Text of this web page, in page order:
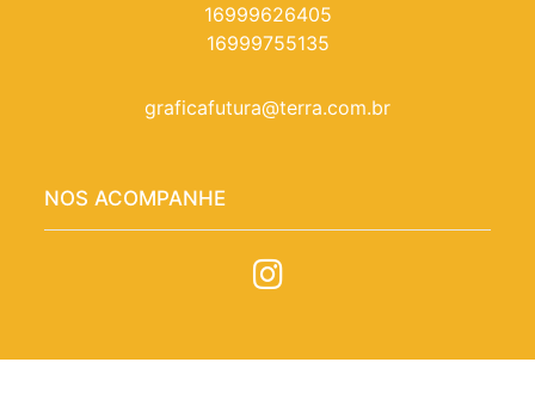
16999626405
16999755135
graficafutura@terra.com.br
NOS ACOMPANHE